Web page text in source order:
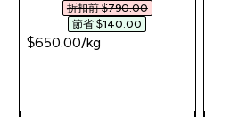
折扣前 $790.00‎
節省 $140.00‎
$650.00‎/kg